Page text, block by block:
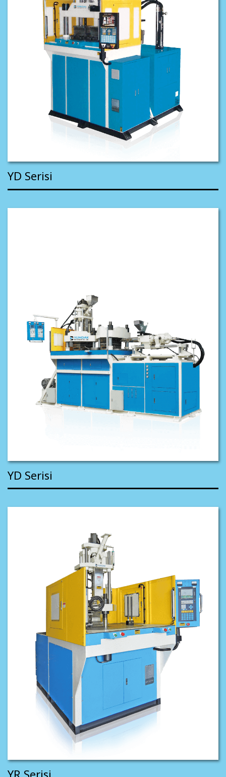
YD Serisi
YD Serisi